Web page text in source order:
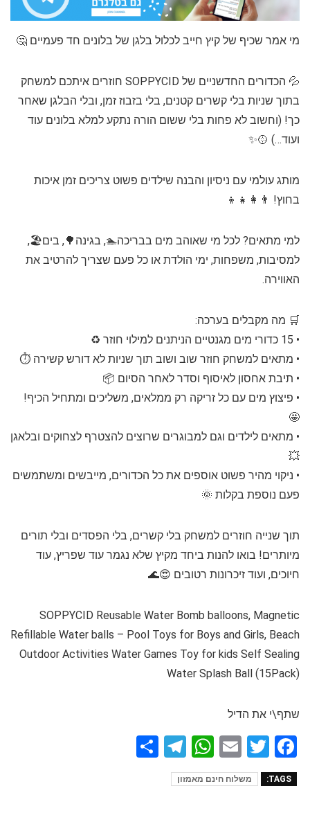
מי אמר שכיף של קיץ חייב לכלול בלגן של בלונים חד פעמיים 🤔
💦 הכדורים החדשניים של SOPPYCID חוזרים איתכם למשחק
בתוך שניות בלי קשרים קטנים, בלי בזבוז זמן, ובלי הבלגן שאחר
כך! (וחשוב לא פחות בלי ששום הורה נתקע למלא בלונים עוד
ועוד…) 🥎✨
מותג עולמי עם ניסיון והבנה שילדים פשוט צריכים זמן איכות
בחוץ! 👨‍👩‍👧‍👦
למי מתאים? לכל מי שאוהב מים בבריכה🏊, בגינה🌳, בים🏖️,
למסיבות, משפחות, ימי הולדת או כל פעם שצריך להרטיב את
האווירה.
🛒 מה מקבלים בערכה:
• 15 כדורי מים מגנטיים הניתנים למילוי חוזר ♻️
• מתאים למשחק חוזר שוב ושוב תוך שניות לא דורש קשירה ⏱️
• תיבת אחסון לאיסוף וסדר לאחר הסיום 📦
• פיצוץ מים עם כל זריקה רק ממלאים, משליכים ומתחיל הכיף!
🤩
• מתאים לילדים וגם למבוגרים שרוצים להצטרף לצחוקים ובלאגן
💥
• ניקוי מהיר פשוט אוספים את כל הכדורים, מייבשים ומשתמשים
פעם נוספת בקלות 🌞
תוך שנייה חוזרים למשחק בלי קשרים, בלי הפסדים ובלי תורים
מיותרים! בואו להנות ביחד מקיץ שלא נגמר עוד שפריץ, עוד
חיוכים, ועוד זיכרונות רטובים 😍🌊
SOPPYCID Reusable Water Bomb balloons, Magnetic
Refillable Water balls – Pool Toys for Boys and Girls, Beach
Outdoor Activities Water Games Toy for kids Self Sealing
Water Splash Ball (15Pack)
שתף\י את הדיל
F
a
ce
T
wi
tt
E
m
ail
W
h
at
T
TAGS: משלוח חינם מאמזון